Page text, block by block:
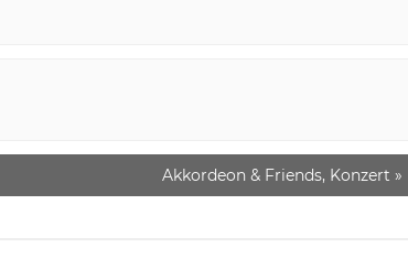
Akkordeon & Friends, Konzert »